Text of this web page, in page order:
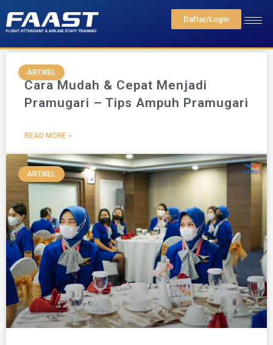
Daftar/Login
Tag: Tips menjadi pramugari
ARTIKEL
Cara Mudah & Cepat Menjadi
Pramugari – Tips Ampuh Pramugari
READ MORE »
ARTIKEL